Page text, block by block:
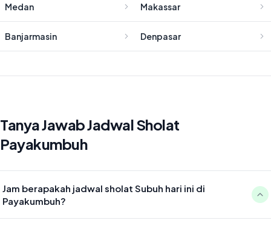
Medan Makassar
Banjarmasin Denpasar
Tanya Jawab Jadwal Sholat
Payakumbuh
Jam berapakah jadwal sholat Subuh hari ini di
Payakumbuh?